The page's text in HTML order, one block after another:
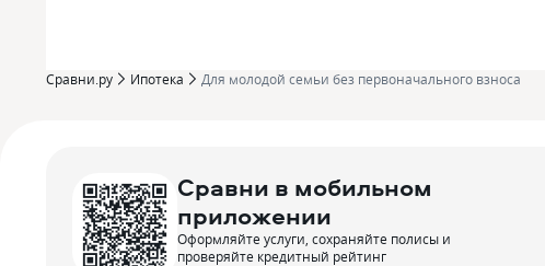
Сравни.ру Ипотека Для молодой семьи без первоначального взноса
Сравни в мобильном
приложении
Оформляйте услуги, сохраняйте полисы и
проверяйте кредитный рейтинг